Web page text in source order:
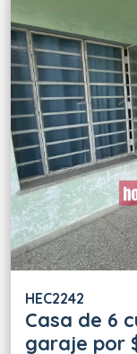
HEC2242
Casa de 6
garaje por